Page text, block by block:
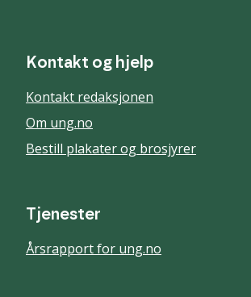
Kontakt og hjelp
Kontakt redaksjonen
Om ung.no
Bestill plakater og brosjyrer
Tjenester
Årsrapport for ung.no